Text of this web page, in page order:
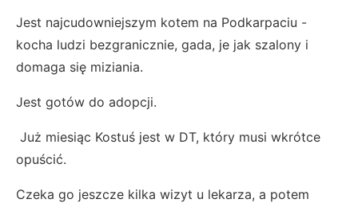
Jest najcudowniejszym kotem na Podkarpaciu -
kocha ludzi bezgranicznie, gada, je jak szalony i
domaga się miziania.
Jest gotów do adopcji.
Już miesiąc Kostuś jest w DT, który musi wkrótce
opuścić.
Czeka go jeszcze kilka wizyt u lekarza, a potem